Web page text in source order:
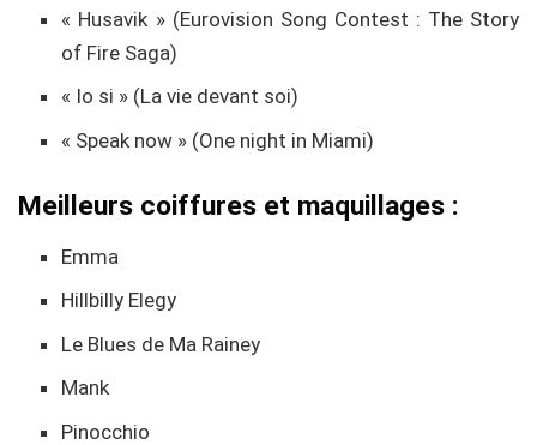
« Husavik » (Eurovision Song Contest : The Story
of Fire Saga)
« Io si » (La vie devant soi)
« Speak now » (One night in Miami)
Meilleurs coiffures et maquillages :
Emma
Hillbilly Elegy
Le Blues de Ma Rainey
Mank
Pinocchio